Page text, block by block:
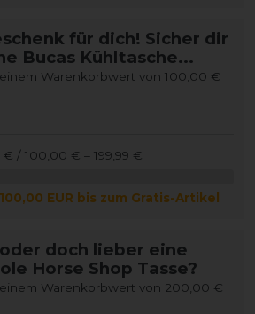
für dich! Sicher dir
Bucas Kühltasche...
Warenkorbwert von 100,00 €
/ 100,00 € – 199,99 €
EUR bis zum Gratis-Artikel
doch lieber eine
Horse Shop Tasse?
Warenkorbwert von 200,00 €